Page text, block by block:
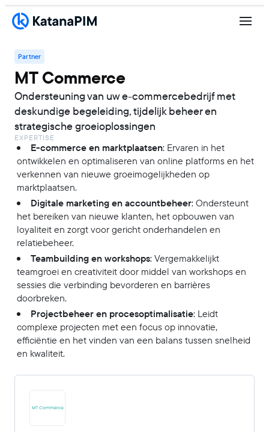
Partner
MT Commerce
Ondersteuning van uw e-commercebedrijf met
deskundige begeleiding, tijdelijk beheer en
strategische groeioplossingen
EXPERTISE
E-commerce en marktplaatsen: Ervaren in het
ontwikkelen en optimaliseren van online platforms en het
verkennen van nieuwe groeimogelijkheden op
marktplaatsen.
Digitale marketing en accountbeheer: Ondersteunt
het bereiken van nieuwe klanten, het opbouwen van
loyaliteit en zorgt voor gericht onderhandelen en
relatiebeheer.
Teambuilding en workshops: Vergemakkelijkt
teamgroei en creativiteit door middel van workshops en
sessies die verbinding bevorderen en barrières
doorbreken.
Projectbeheer en procesoptimalisatie: Leidt
complexe projecten met een focus op innovatie,
efficiëntie en het vinden van een balans tussen snelheid
en kwaliteit.